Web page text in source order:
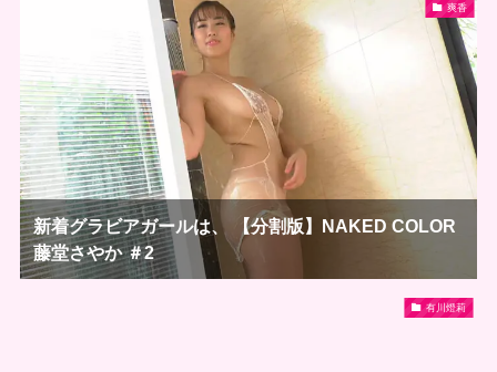
爽香
新着グラビアガールは、 【分割版】NAKED COLOR
藤堂さやか ＃2
有川燈莉